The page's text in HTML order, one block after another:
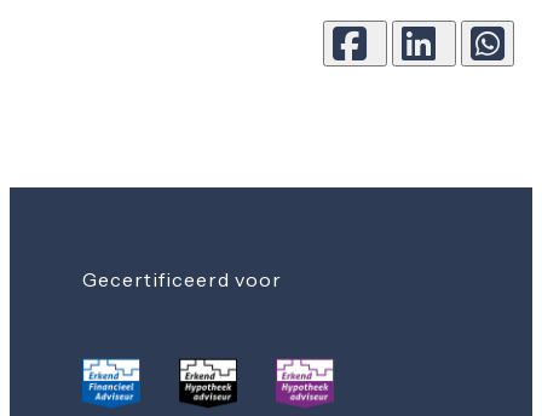
Gecertificeerd voor